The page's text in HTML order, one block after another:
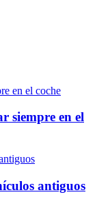
siempre en el
antiguos